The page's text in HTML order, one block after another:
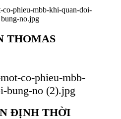
THOMAS
ĐỊNH THỜI